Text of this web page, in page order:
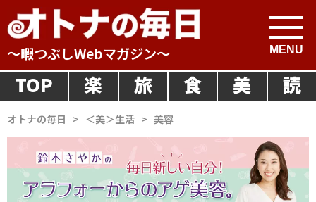
～暇つぶしWebマガジン～
TOP 楽 旅 食 美 読
オトナの毎日 > ＜美＞生活 > 美容